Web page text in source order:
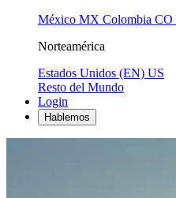
México MX Colombia CO
Norteamérica
Estados Unidos (EN) US
Resto del Mundo
Login
Hablemos